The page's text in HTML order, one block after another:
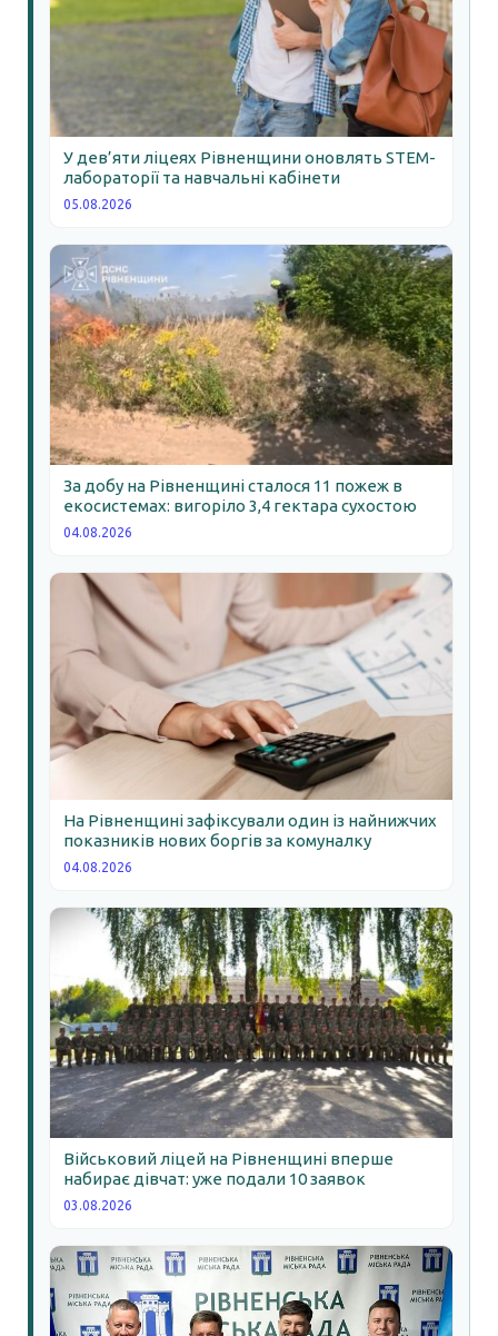
У дев’яти ліцеях Рівненщини оновлять STEM-
лабораторії та навчальні кабінети
05.08.2026
За добу на Рівненщині сталося 11 пожеж в
екосистемах: вигоріло 3,4 гектара сухостою
04.08.2026
На Рівненщині зафіксували один із найнижчих
показників нових боргів за комуналку
04.08.2026
Військовий ліцей на Рівненщині вперше
набирає дівчат: уже подали 10 заявок
03.08.2026